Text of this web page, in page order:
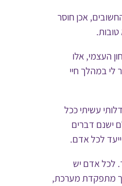
אכן חוסר
העצמי, אלו
לי במהלך חיי
עשיתי ככל
ישנם דברים
לכל אדם.
לכל אדם יש
מתפקדת מערכת,